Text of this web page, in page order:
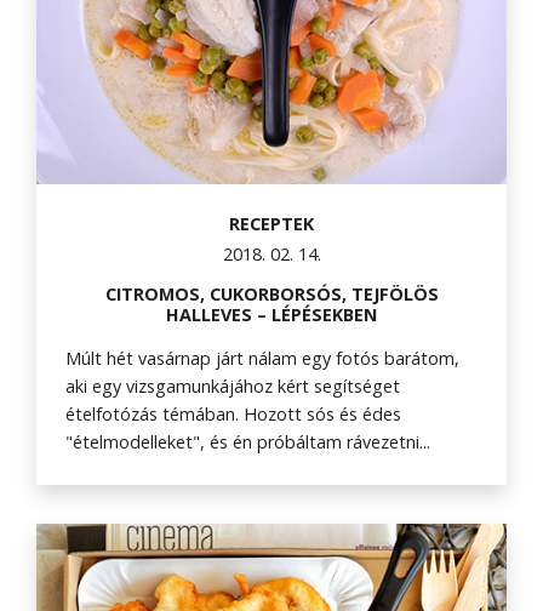
RECEPTEK
2018. 02. 14.
CITROMOS, CUKORBORSÓS, TEJFÖLÖS
HALLEVES – LÉPÉSEKBEN
Múlt hét vasárnap járt nálam egy fotós barátom,
aki egy vizsgamunkájához kért segítséget
ételfotózás témában. Hozott sós és édes
"ételmodelleket", és én próbáltam rávezetni...